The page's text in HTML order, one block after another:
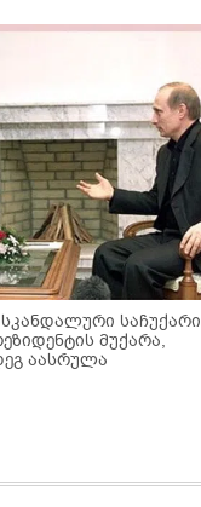
საჩუქარი
მუქარა,
აასრულა